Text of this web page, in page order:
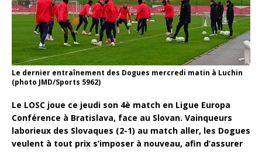
Le dernier entraînement des Dogues mercredi matin à Luchin
(photo JMD/Sports 5962)
Le LOSC joue ce jeudi son 4è match en Ligue Europa
Conférence à Bratislava, face au Slovan. Vainqueurs
laborieux des Slovaques (2-1) au match aller, les Dogues
veulent à tout prix s’imposer à nouveau, afin d’assurer